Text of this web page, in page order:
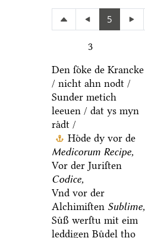
5
3
Den ſoͤke de Krancke
/ nicht ahn nodt /
Sunder metich
leeuen / dat ys myn
raͤdt /
Hoͤde dy vor de
Medicorum Recipe,
Vor der Juriſten
Codice,
Vnd vor der
Alchimiſten Sublime,
Suͤß werſtu mit eim
leddigen Buͤdel tho